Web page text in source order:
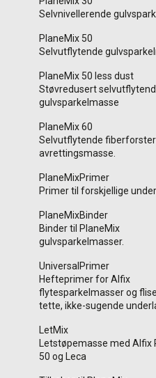
Selvnivellerende
PlaneMix 50
Selvutflytende
PlaneMix 50 less dust
Støvredusert
gulvsparkelmasse
PlaneMix 60
Selvutflytende
avrettingsmasse.
PlaneMixPrimer
Primer til forskjellige
PlaneMixBinder
Binder til PlaneMix
gulvsparkelmasser.
UniversalPrimer
Hefteprimer for Alfix
flytesparkelmasser og
tette, ikke-sugende
LetMix
Letstøpemasse med Alfix
50 og Leca